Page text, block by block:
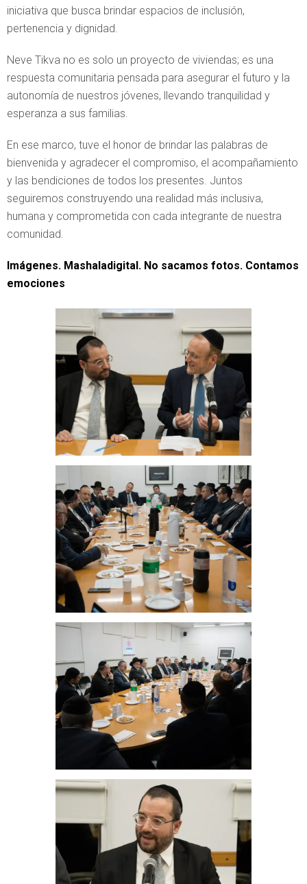
iniciativa que busca brindar espacios de inclusión,
pertenencia y dignidad.
Neve Tikva no es solo un proyecto de viviendas; es una
respuesta comunitaria pensada para asegurar el futuro y la
autonomía de nuestros jóvenes, llevando tranquilidad y
esperanza a sus familias.
En ese marco, tuve el honor de brindar las palabras de
bienvenida y agradecer el compromiso, el acompañamiento
y las bendiciones de todos los presentes. Juntos
seguiremos construyendo una realidad más inclusiva,
humana y comprometida con cada integrante de nuestra
comunidad.
Imágenes. Mashaladigital. No sacamos fotos. Contamos
emociones